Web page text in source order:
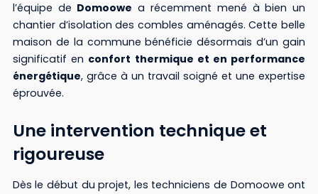
l’équipe de Domoowe a récemment mené à bien un
chantier d’isolation des combles aménagés. Cette belle
maison de la commune bénéficie désormais d’un gain
significatif en confort thermique et en performance
énergétique, grâce à un travail soigné et une expertise
éprouvée.
Une intervention technique et
rigoureuse
Dès le début du projet, les techniciens de Domoowe ont